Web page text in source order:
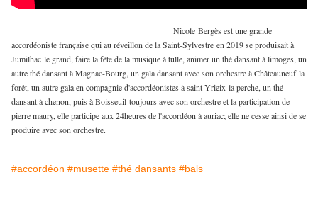
Nicole Bergès est une grande
accordéoniste française qui au réveillon de la Saint-Sylvestre en 2019 se produisait à
Jumilhac le grand, faire la fête de la musique à tulle, animer un thé dansant à limoges, un
autre thé dansant à Magnac-Bourg, un gala dansant avec son orchestre à Châteauneuf la
forêt, un autre gala en compagnie d'accordéonistes à saint Yrieix la perche, un thé
dansant à chenon, puis à Boisseuil toujours avec son orchestre et la participation de
pierre maury, elle participe aux 24heures de l'accordéon à auriac; elle ne cesse ainsi de se
produire avec son orchestre.
#accordéon #musette #thé dansants #bals